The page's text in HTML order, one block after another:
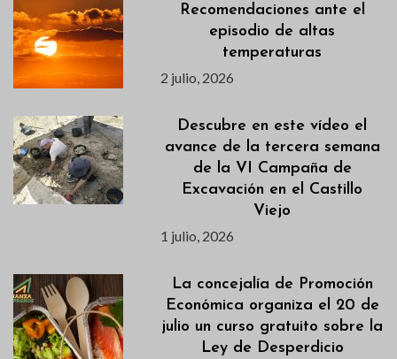
Recomendaciones ante el
episodio de altas
temperaturas
2 julio, 2026
Descubre en este vídeo el
avance de la tercera semana
de la VI Campaña de
Excavación en el Castillo
Viejo
1 julio, 2026
La concejalía de Promoción
Económica organiza el 20 de
julio un curso gratuito sobre la
Ley de Desperdicio